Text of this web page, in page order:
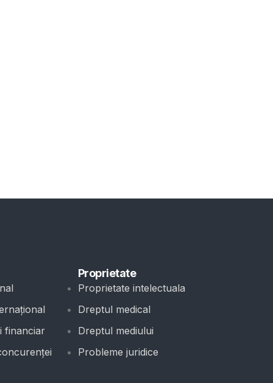
financiar
Proprietate
Proprietate intelectuala
Dreptul medical
Dreptul mediului
Probleme juridice